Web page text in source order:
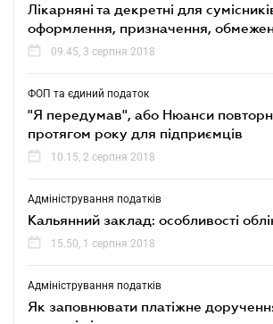
Лікарняні та декретні для
оформлення, призначення,
09.45, 3 серпня 2018
ФОП та єдиний податок
"Я передумав", або Нюанси
протягом року для підприємців
10.15, 2 серпня 2018
Адміністрування податків
Кальянний заклад: особливості
15.50, 1 серпня 2018
Адміністрування податків
Як заповнювати платіжне